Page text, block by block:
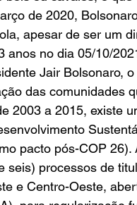
de 2020,
apesar de ser um
anos no dia 05/10/
Jair Bolsonaro,
das comunidades
2003 a 2015, existe
pacto pós-COP
seis) processos de
e Centro-Oeste,